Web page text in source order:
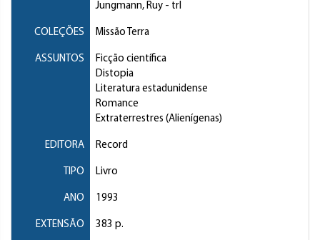
Jungmann, Ruy - trl
COLEÇÕES Missão Terra
ASSUNTOS
Ficção científica
Distopia
Literatura estadunidense
Romance
Extraterrestres (Alienígenas)
EDITORA Record
TIPO Livro
ANO 1993
EXTENSÃO 383 p.